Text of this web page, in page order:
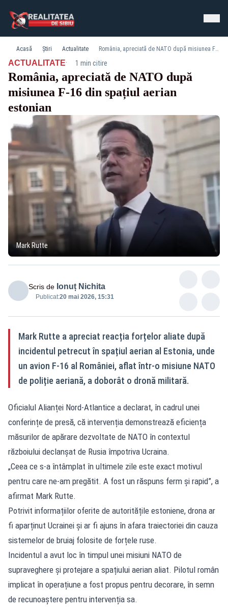
Acasă Știri Actualitate România, apreciată de NATO după misiunea F-16 din spațiul aerian estonian
ACTUALITATE· 1 min citire
România, apreciată de NATO după
misiunea F-16 din spațiul aerian
estonian
Mark Rutte
Scris de Ionuț Nichita
Publicat:20 mai 2026, 15:31
Mark Rutte a apreciat reacția forțelor aliate după
incidentul petrecut în spațiul aerian al Estonia, unde
un avion F-16 al României, aflat într-o misiune NATO
de poliție aeriană, a doborât o dronă militară.
Oficialul Alianței Nord-Atlantice a declarat, în cadrul unei
conferințe de presă, că intervenția demonstrează eficiența
măsurilor de apărare dezvoltate de NATO în contextul
războiului declanșat de Rusia împotriva Ucraina.
„Ceea ce s-a întâmplat în ultimele zile este exact motivul
pentru care ne-am pregătit. A fost un răspuns ferm și rapid”, a
afirmat Mark Rutte.
Potrivit informațiilor oferite de autoritățile estoniene, drona ar
fi aparținut Ucrainei și ar fi ajuns în afara traiectoriei din cauza
sistemelor de bruiaj folosite de forțele ruse.
Incidentul a avut loc în timpul unei misiuni NATO de
supraveghere și protejare a spațiului aerian aliat. Pilotul român
implicat în operațiune a fost propus pentru decorare, în semn
de recunoaștere pentru intervenția sa.